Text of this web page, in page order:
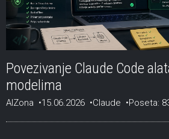
Povezivanje Claude Code
modelima
AIZona 15.06.2026 Claude Poseta: